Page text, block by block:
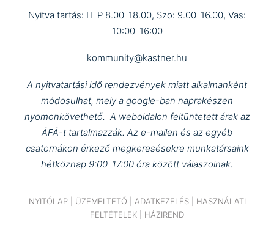
Nyitva tartás: H-P 8.00-18.00, Szo: 9.00-16.00, Vas:
10:00-16:00
kommunity@kastner.hu
A nyitvatartási idő rendezvények miatt alkalmanként
módosulhat, mely a google-ban naprakészen
nyomonkövethető. A weboldalon feltüntetett árak az
ÁFÁ-t tartalmazzák. Az e-mailen és az egyéb
csatornákon érkező megkeresésekre munkatársaink
hétköznap 9:00-17:00 óra között válaszolnak.
NYITÓLAP| ÜZEMELTETŐ ADATKEZELÉS| HASZNÁLATI
FELTÉTELEK
HÁZIREND